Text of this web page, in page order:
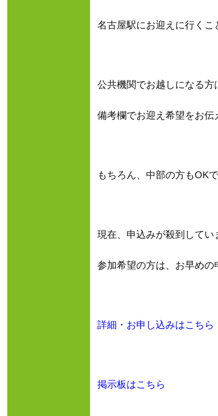
名古屋駅にお迎えに行くこ
公共機関でお越しになる
備考欄でお迎え希望をお伝
もちろん、中部の方もOK
現在、申込みが殺到してい
参加希望の方は、お早め
詳細・お申し込みはこちら
掲示板はこちら